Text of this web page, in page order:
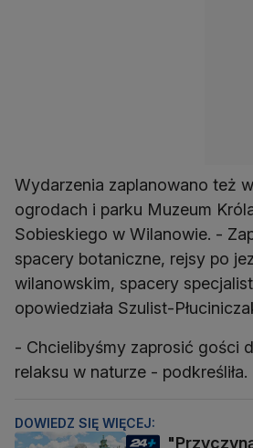
Wydarzenia zaplanowano też
ogrodach i parku Muzeum
Sobieskiego w Wilanowie. -
spacery botaniczne, rejsy po
wilanowskim, spacery
opowiedziała Szulist-
- Chcielibyśmy zaprosić gości
relaksu w naturze - podkreśliła.
DOWIEDZ SIĘ WIĘCEJ: